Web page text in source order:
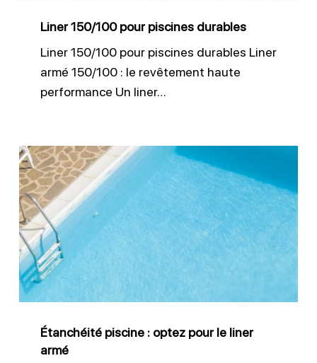
Liner 150/100 pour piscines durables
Liner 150/100 pour piscines durables Liner
armé 150/100 : le revêtement haute
performance Un liner…
Étanchéité
piscine
:
optez
pour
le
liner
Étanchéité piscine : optez pour le liner
armé